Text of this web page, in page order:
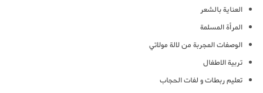
العناية بالشعر
المرأة المسلمة
الوصفات المجربة من لالة مولاتي
تربية الاطفال
تعليم ربطات و لفات الحجاب